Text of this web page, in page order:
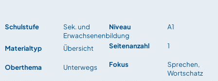
Schulstufe
Sek. und
Erwachsenenbildung
Materialtyp
Übersicht
Oberthema Unterwegs
Niveau A1
Seitenanzahl 1
Fokus
Sprechen,
Wortschatz